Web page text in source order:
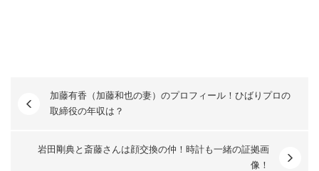
加藤有香（加藤和也の妻）のプロフィール！ひばりプロの
取締役の年収は？
岩田剛典と斎藤さんは顔交換の仲！時計も一緒の証拠画
像！